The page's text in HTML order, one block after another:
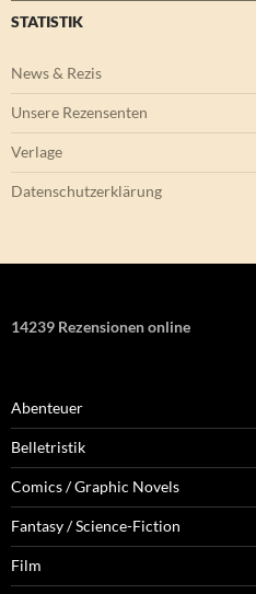
STATISTIK
News & Rezis
Unsere Rezensenten
Verlage
Datenschutzerklärung
14239 Rezensionen online
Abenteuer
Belletristik
Comics / Graphic Novels
Fantasy / Science-Fiction
Film